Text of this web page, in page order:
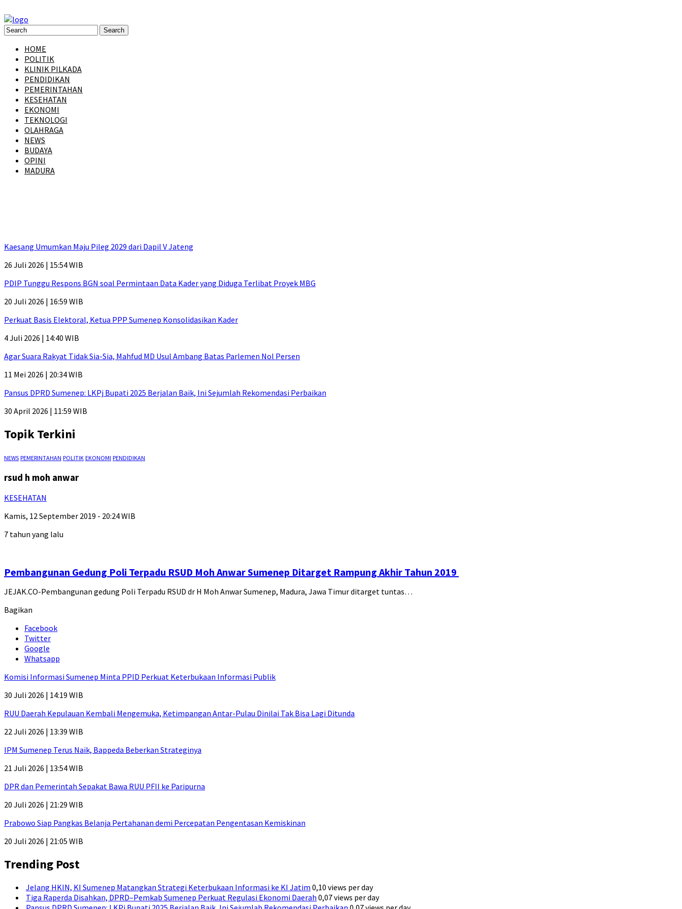
HOME
POLITIK
KLINIK PILKADA
PENDIDIKAN
PEMERINTAHAN
KESEHATAN
EKONOMI
TEKNOLOGI
OLAHRAGA
NEWS
BUDAYA
OPINI
MADURA
Kaesang Umumkan Maju Pileg 2029 dari Dapil V Jateng
26 Juli 2026 | 15:54 WIB
PDIP Tunggu Respons BGN soal Permintaan Data Kader yang Diduga Terlibat Proyek MBG
20 Juli 2026 | 16:59 WIB
Perkuat Basis Elektoral, Ketua PPP Sumenep Konsolidasikan Kader
4 Juli 2026 | 14:40 WIB
Agar Suara Rakyat Tidak Sia-Sia, Mahfud MD Usul Ambang Batas Parlemen Nol Persen
11 Mei 2026 | 20:34 WIB
Pansus DPRD Sumenep: LKPj Bupati 2025 Berjalan Baik, Ini Sejumlah Rekomendasi Perbaikan
30 April 2026 | 11:59 WIB
Topik Terkini
NEWS PEMERINTAHAN POLITIK EKONOMI PENDIDIKAN
rsud h moh anwar
KESEHATAN
Kamis, 12 September 2019 - 20:24 WIB
7 tahun yang lalu
Pembangunan Gedung Poli Terpadu RSUD Moh Anwar Sumenep Ditarget Rampung Akhir Tahun 2019
JEJAK.CO-Pembangunan gedung Poli Terpadu RSUD dr H Moh Anwar Sumenep, Madura, Jawa Timur ditarget tuntas…
Bagikan
Facebook
Twitter
Google
Whatsapp
Komisi Informasi Sumenep Minta PPID Perkuat Keterbukaan Informasi Publik
30 Juli 2026 | 14:19 WIB
RUU Daerah Kepulauan Kembali Mengemuka, Ketimpangan Antar-Pulau Dinilai Tak Bisa Lagi Ditunda
22 Juli 2026 | 13:39 WIB
IPM Sumenep Terus Naik, Bappeda Beberkan Strateginya
21 Juli 2026 | 13:54 WIB
DPR dan Pemerintah Sepakat Bawa RUU PFII ke Paripurna
20 Juli 2026 | 21:29 WIB
Prabowo Siap Pangkas Belanja Pertahanan demi Percepatan Pengentasan Kemiskinan
20 Juli 2026 | 21:05 WIB
Trending Post
Jelang HKIN, KI Sumenep Matangkan Strategi Keterbukaan Informasi ke KI Jatim 0,10 views per day
Tiga Raperda Disahkan, DPRD–Pemkab Sumenep Perkuat Regulasi Ekonomi Daerah 0,07 views per day